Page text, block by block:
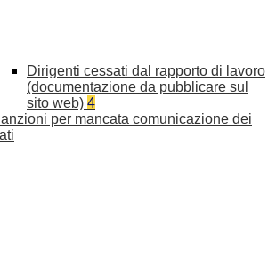
Dirigenti cessati dal rapporto di lavoro
(documentazione da pubblicare sul
sito web) 4
per mancata comunicazione dei